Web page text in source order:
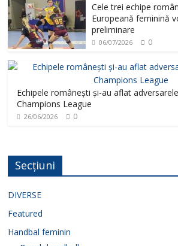
Cele trei echipe
Europeană feminină
preliminare
06/07/2026 0
Echipele românești și-au aflat
Champions League
26/06/2026 0
Secțiuni
DIVERSE
Featured
Handbal feminin